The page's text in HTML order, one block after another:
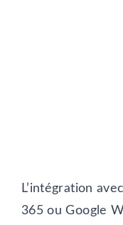
L’intégration
365 ou Google